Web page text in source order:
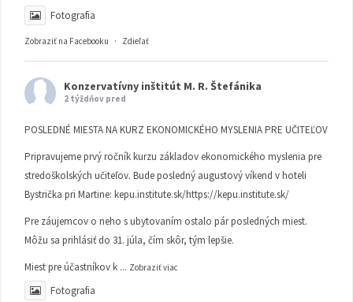
Fotografia
Zobraziť na Facebooku · Zdieľať
Konzervatívny inštitút M. R. Štefánika
2 týždňov pred
POSLEDNÉ MIESTA NA KURZ EKONOMICKÉHO MYSLENIA PRE UČITEĽOV
Pripravujeme prvý ročník kurzu základov ekonomického myslenia pre
stredoškolských učiteľov. Bude posledný augustový víkend v hoteli
Bystrička pri Martine: kepu.institute.sk/https://kepu.institute.sk/
Pre záujemcov o neho s ubytovaním ostalo pár posledných miest.
Môžu sa prihlásiť do 31. júla, čím skôr, tým lepšie.
Miest pre účastníkov k ... Zobraziť viac
Fotografia